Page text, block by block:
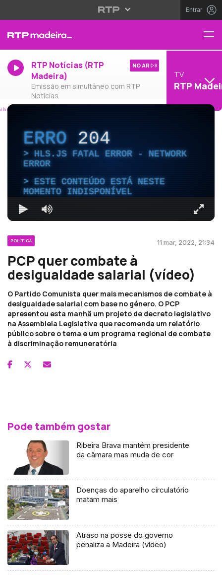
Entrar
RTP Notícias (RTP
Madeira)
Emissão em simultâneo com RTP
Notícias
NO AR
TV
RTP
ERRO204
HLS.JS FATAL ERROR - NETWORK
ERROR
ESTE CONTEÚDO ESTÁ NESTE
MOMENTO INDISPONÍVEL
POLÍTICA 11 mar, 2022, 21:34
PCP quer combate à
desigualdade salarial (vídeo)
O Partido Comunista quer mais mecanismos de combate à
desigualdade salarial com base no género. O PCP
apresentou esta manhã um projeto de decreto legislativo
na Assembleia Legislativa que recomenda um relatório
público sobre o tema e um programa regional de combate
à discriminação remuneratória
Pode também gostar
Ribeira Brava mantém presidente
da câmara mas muda de cor
Doenças do aparelho circulatório
matam mais
Atraso na posse do governo
penaliza a Madeira (vídeo)